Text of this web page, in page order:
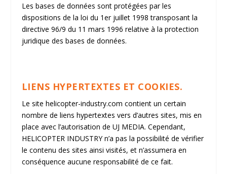
Les bases de données sont protégées par les
dispositions de la loi du 1er juillet 1998 transposant la
directive 96/9 du 11 mars 1996 relative à la protection
juridique des bases de données.
LIENS HYPERTEXTES ET COOKIES.
Le site helicopter-industry.com contient un certain
nombre de liens hypertextes vers d’autres sites, mis en
place avec l’autorisation de UJ MEDIA. Cependant,
HELICOPTER INDUSTRY n’a pas la possibilité de vérifier
le contenu des sites ainsi visités, et n’assumera en
conséquence aucune responsabilité de ce fait.